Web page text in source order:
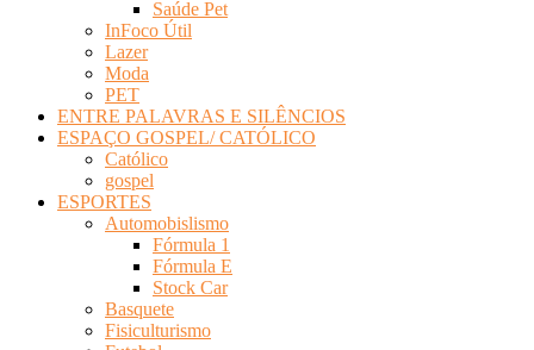
Saúde Pet
InFoco Útil
Lazer
Moda
PET
ENTRE PALAVRAS E SILÊNCIOS
ESPAÇO GOSPEL/ CATÓLICO
Católico
gospel
ESPORTES
Automobislismo
Fórmula 1
Fórmula E
Stock Car
Basquete
Fisiculturismo